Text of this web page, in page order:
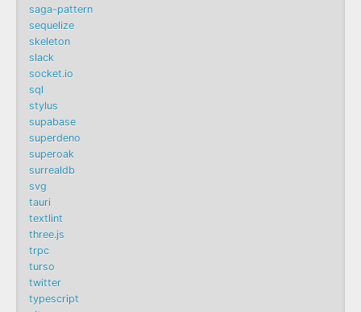
saga-pattern
sequelize
skeleton
slack
socket.io
sql
stylus
supabase
superdeno
superoak
surrealdb
svg
tauri
textlint
three.js
trpc
turso
twitter
typescript